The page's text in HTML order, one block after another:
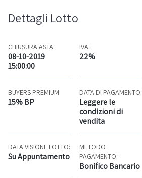
Dettagli Lotto
CHIUSURA ASTA:
08-10-2019
15:00:00
IVA:
22%
BUYERS PREMIUM:
15% BP
DATA DI PAGAMENTO:
Leggere le
condizioni di
vendita
DATA VISIONE LOTTO:
Su Appuntamento
METODO
PAGAMENTO:
Bonifico Bancario